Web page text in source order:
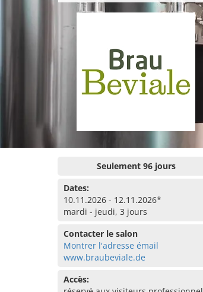
Seulement 96 jours
Dates:
10.11.2026 - 12.11.2026*
mardi - jeudi, 3 jours
Contacter le salon
Montrer l'adresse émail
www.braubeviale.de
Accès: